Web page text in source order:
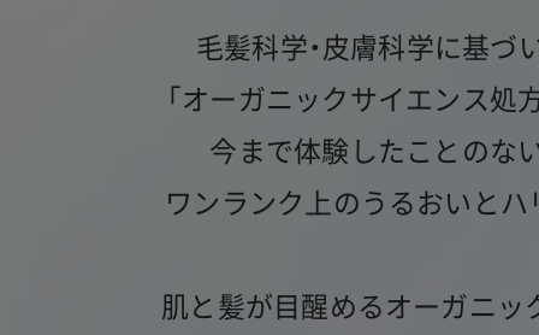
毛髪科学・皮膚科学に基づ
「オーガニックサイエンス処方
今まで体験したことのな
ワンランク上のうるおいとハ
肌と髪が目醒めるオーガニッ